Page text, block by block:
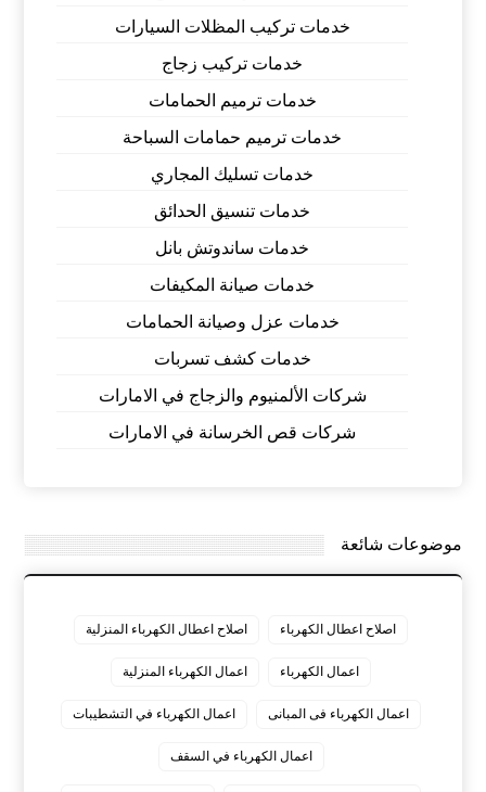
خدمات تركيب المظلات السيارات
خدمات تركيب زجاج
خدمات ترميم الحمامات
خدمات ترميم حمامات السباحة
خدمات تسليك المجاري
خدمات تنسيق الحدائق
خدمات ساندوتش بانل
خدمات صيانة المكيفات
خدمات عزل وصيانة الحمامات
خدمات كشف تسربات
شركات الألمنيوم والزجاج في الامارات
شركات قص الخرسانة في الامارات
موضوعات شائعة
اصلاح اعطال الكهرباء اصلاح اعطال الكهرباء المنزلية
اعمال الكهرباء اعمال الكهرباء المنزلية
اعمال الكهرباء فى المبانى اعمال الكهرباء في التشطيبات
اعمال الكهرباء في السقف